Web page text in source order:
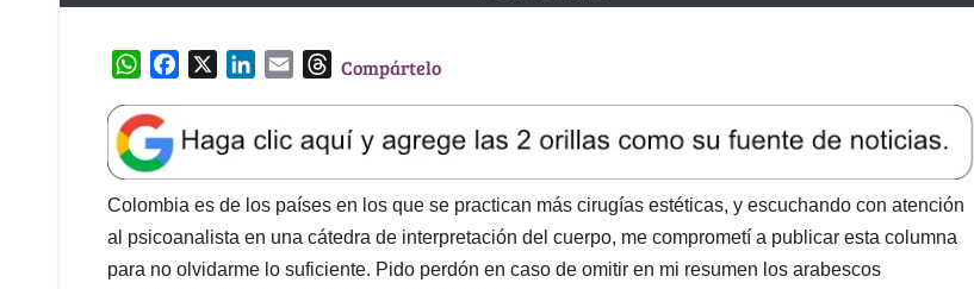
W
a
t
s
A
p
p
e
b
o
o
k
k
e
d
I
n
l
T
e
a
d
s
Compártelo
Colombia es de los países en los que se practican más cirugías estéticas, y escuchando con atención
al psicoanalista en una cátedra de interpretación del cuerpo, me comprometí a publicar esta columna
para no olvidarme lo suficiente. Pido perdón en caso de omitir en mi resumen los arabescos